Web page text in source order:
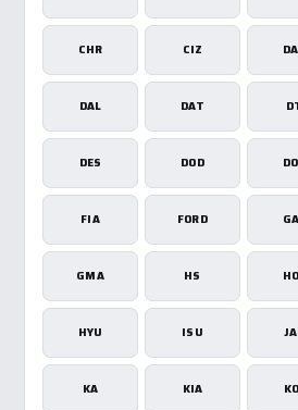
CHR CIZ
DAL DAT
DES DOD
FIA FORD
GMA HS
HYU ISU
KA KIA